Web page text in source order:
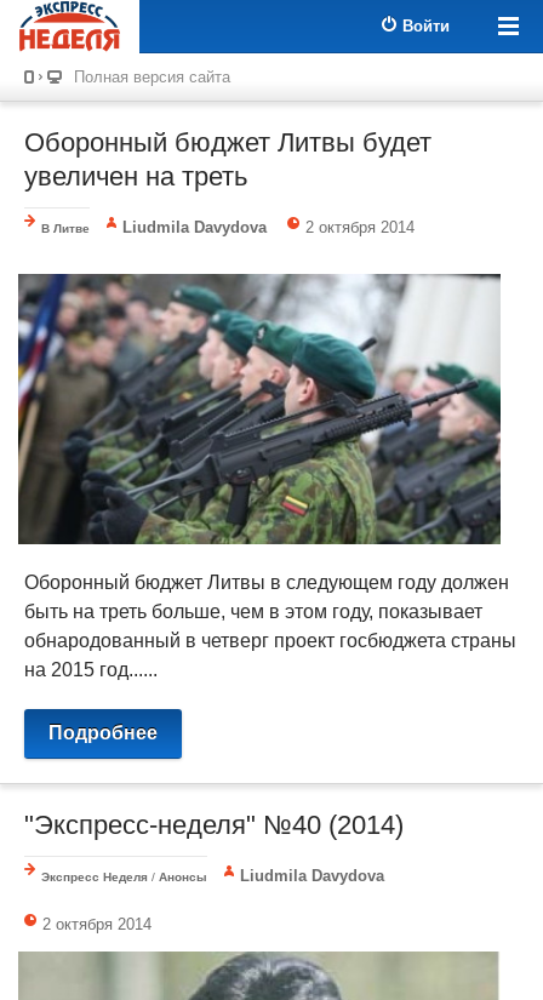
Войти
Полная версия сайта
Оборонный бюджет Литвы будет
увеличен на треть
В Литве Liudmila Davydova 2 октября 2014
Оборонный бюджет Литвы в следующем году должен
быть на треть больше, чем в этом году, показывает
обнародованный в четверг проект госбюджета страны
на 2015 год......
Подробнее
"Экспресс-неделя" №40 (2014)
Экспресс Неделя / Анонсы Liudmila Davydova
2 октября 2014